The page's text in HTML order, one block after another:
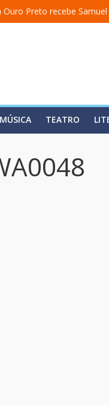
Ouro Preto recebe
a uma academia”
lança álbum em
estreia o solo “Eu
MÚSICA TEATRO